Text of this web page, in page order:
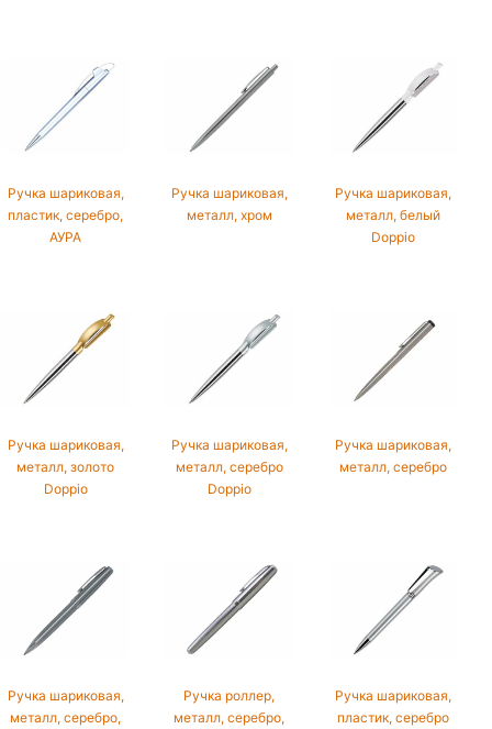
Ручка шариковая,
пластик, серебро,
АУРА
Ручка шариковая,
металл, хром
Ручка шариковая,
металл, белый
Doppio
Ручка шариковая,
металл, золото
Doppio
Ручка шариковая,
металл, серебро
Doppio
Ручка шариковая,
металл, серебро
Ручка шариковая,
металл, серебро,
Ручка роллер,
металл, серебро,
Ручка шариковая,
пластик, серебро